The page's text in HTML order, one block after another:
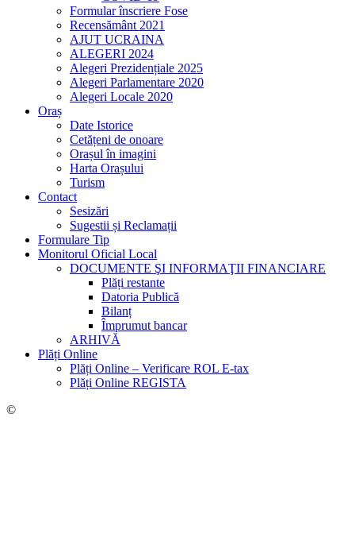
Formular înscriere Fose
Recensământ 2021
AJUT UCRAINA
ALEGERI 2024
Alegeri Prezidențiale 2025
Alegeri Parlamentare 2020
Alegeri Locale 2020
Oraș
Date Istorice
Cetățeni de onoare
Orașul în imagini
Harta Orașului
Turism
Contact
Sesizări
Sugestii și Reclamații
Formulare Tip
Monitorul Oficial Local
DOCUMENTE ŞI INFORMAŢII FINANCIARE
Plăți restante
Datoria Publică
Bilanț
Împrumut bancar
ARHIVĂ
Plăți Online
Plăți Online – Verificare ROL E-tax
Plăți Online REGISTA
©